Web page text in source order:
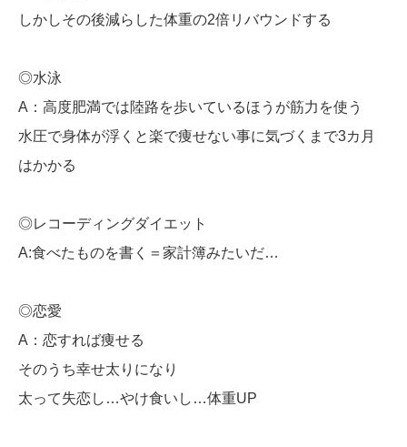
しかしその後減らした体重の2倍リバウンドする
◎水泳
A：高度肥満では陸路を歩いているほうが筋力を使う
水圧で身体が浮くと楽で痩せない事に気づくまで3カ月
はかかる
◎レコーディングダイエット
A:食べたものを書く＝家計簿みたいだ…
◎恋愛
A：恋すれば痩せる
そのうち幸せ太りになり
太って失恋し…やけ食いし…体重UP